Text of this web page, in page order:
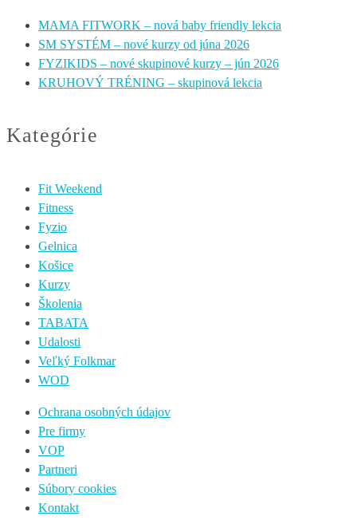
MAMA FITWORK – nová baby friendly lekcia
SM SYSTÉM – nové kurzy od júna 2026
FYZIKIDS – nové skupinové kurzy – jún 2026
KRUHOVÝ TRÉNING – skupinová lekcia
Kategórie
Fit Weekend
Fitness
Fyzio
Gelnica
Košice
Kurzy
Školenia
TABATA
Udalosti
Veľký Folkmar
WOD
Ochrana osobných údajov
Pre firmy
VOP
Partneri
Súbory cookies
Kontakt